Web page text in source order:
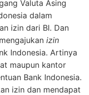
Valuta Asing
dalam
izin dari BI. Dan
izin
Indonesia. Artinya
maupun kantor
Bank Indonesia.
izin dan mendapat